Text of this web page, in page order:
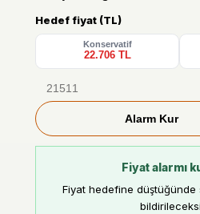
Hedef fiyat (TL)
Konservatif
22.706 TL
Alarm Kur
Fiyat alarmı
Fiyat hedefine